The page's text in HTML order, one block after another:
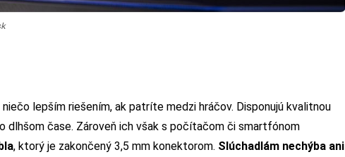
niečo lepším riešením, ak patríte medzi hráčov. Disponujú kvalitnou
dlhšom čase. Zároveň ich však s počítačom či smartfónom
, ktorý je zakončený 3,5 mm konektorom. Slúchadlám nechýba ani